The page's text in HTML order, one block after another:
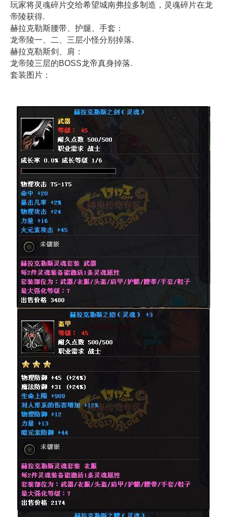
玩家将灵魂碎片交给希望城南弗拉多制造，灵魂碎片在龙
帝陵获得.
赫拉克勒斯腰带、护腿、手套：
龙帝陵一、二、三层小怪分别掉落.
赫拉克勒斯剑、肩：
龙帝陵三层的BOSS龙帝真身掉落.
套装图片：